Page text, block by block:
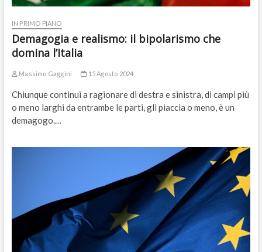
IN PRIMO PIANO
Demagogia e realismo: il bipolarismo che
domina l’Italia
Massimo Gaggini 15 Agosto 2024
Chiunque continui a ragionare di destra e sinistra, di campi più
o meno larghi da entrambe le parti, gli piaccia o meno, è un
demagogo.…